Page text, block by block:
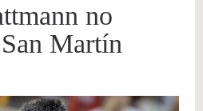
no
Martín